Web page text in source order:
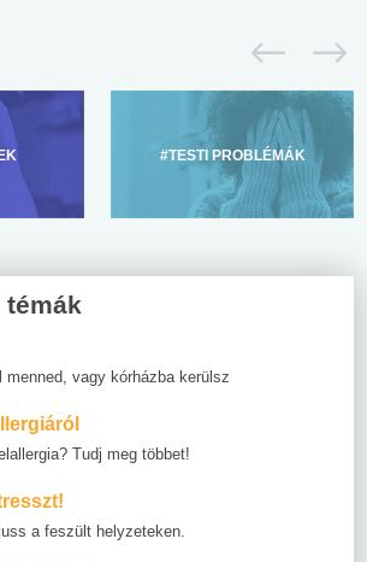
#TESTI PROBLÉMÁK
témák
menned, vagy kórházba kerülsz
Tudj meg többet!
a feszült helyzeteken.